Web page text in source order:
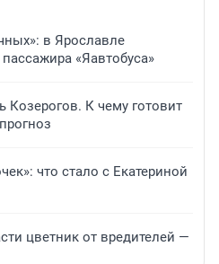
в Ярославле
«Яавтобуса»
Козерогов. К чему готовит
что стало с Екатериной
цветник от вредителей —